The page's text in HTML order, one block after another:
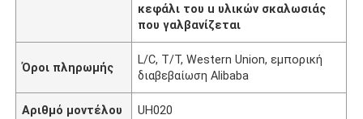
κεφάλι του u υλικών σκαλωσιάς
που γαλβανίζεται
Όροι πληρωμής
L/C, T/T, Western Union, εμπορική
διαβεβαίωση Alibaba
Αριθμό μοντέλου UH020